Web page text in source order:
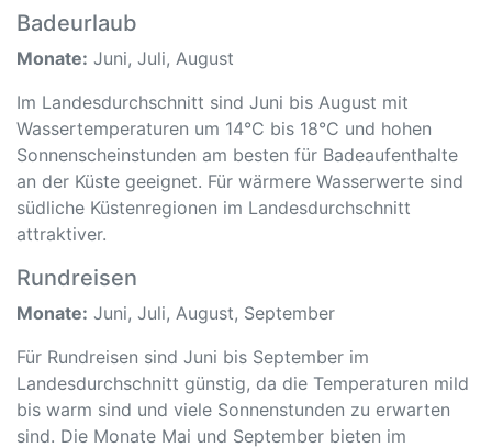
Badeurlaub
Monate: Juni, Juli, August
Im Landesdurchschnitt sind Juni bis August mit
Wassertemperaturen um 14°C bis 18°C und hohen
Sonnenscheinstunden am besten für Badeaufenthalte
an der Küste geeignet. Für wärmere Wasserwerte sind
südliche Küstenregionen im Landesdurchschnitt
attraktiver.
Rundreisen
Monate: Juni, Juli, August, September
Für Rundreisen sind Juni bis September im
Landesdurchschnitt günstig, da die Temperaturen mild
bis warm sind und viele Sonnenstunden zu erwarten
sind. Die Monate Mai und September bieten im